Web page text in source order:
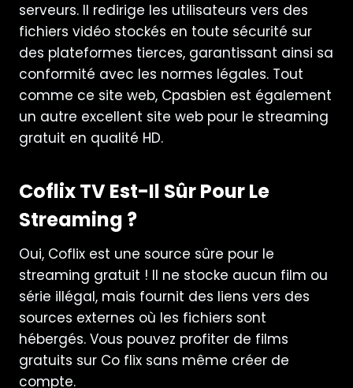
serveurs. Il redirige les utilisateurs vers des
fichiers vidéo stockés en toute sécurité sur
des plateformes tierces, garantissant ainsi sa
conformité avec les normes légales. Tout
comme ce site web, Cpasbien est également
un autre excellent site web pour le streaming
gratuit en qualité HD.
Coflix TV Est-Il Sûr Pour Le
Streaming ?
Oui, Coflix est une source sûre pour le
streaming gratuit ! Il ne stocke aucun film ou
série illégal, mais fournit des liens vers des
sources externes où les fichiers sont
hébergés. Vous pouvez profiter de films
gratuits sur Co flix sans même créer de
compte.